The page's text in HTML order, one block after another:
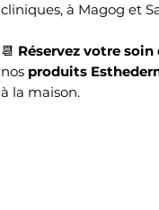
cliniques, à Magog et
📆 Réservez votre soin
nos produits
à la maison.